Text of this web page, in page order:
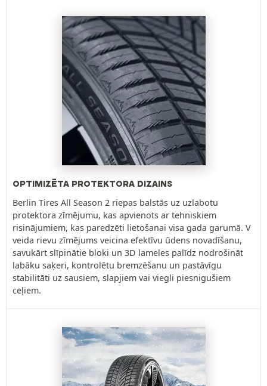
OPTIMIZĒTA PROTEKTORA DIZAINS
Berlin Tires All Season 2 riepas balstās uz uzlabotu
protektora zīmējumu, kas apvienots ar tehniskiem
risinājumiem, kas paredzēti lietošanai visa gada garumā. V
veida rievu zīmējums veicina efektīvu ūdens novadīšanu,
savukārt slīpinātie bloki un 3D lameles palīdz nodrošināt
labāku saķeri, kontrolētu bremzēšanu un pastāvīgu
stabilitāti uz sausiem, slapjiem vai viegli piesnigušiem
ceļiem.